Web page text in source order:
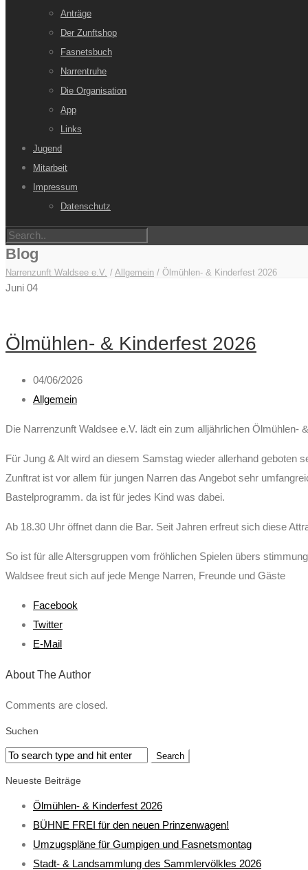
Anträge
Der Zunftshop
Fasnetsbuch
Narrentruhe
Die Organisation
App
Links
Jugend
Mitarbeit
Impressum
Datenschutz
Blog
Narrenzunft Waldsee e.V. / Allgemein / Ölmühlen- & Kinderfest 2026
Juni 04
Ölmühlen- & Kinderfest 2026
04/06/2026
Allgemein
Die Narrenzunft Waldsee e.V. lädt ein zum alljährlichen Ölmühlen-
Für Jung & Alt wird an diesem Samstag wieder allerhand geboten
Zunftrat ist vor allem für jungen Narren das Angebot sehr
Bastelprogramm. da ist für jedes Kind was dabei.
Ab 18.30 Uhr öffnet dann die Bar. Seit Jahren erfreut sich diese
So ist für alle Altersgruppen vom fröhlichen Spielen übers
Waldsee freut sich auf jede Menge Narren, Freunde und Gäste
Facebook
Twitter
E-Mail
About The Author
Comments are closed.
Suchen
Neueste Beiträge
Ölmühlen- & Kinderfest 2026
BÜHNE FREI für den neuen Prinzenwagen!
Umzugspläne für Gumpigen und Fasnetsmontag
Stadt- & Landsammlung des Sammlervölkles 2026